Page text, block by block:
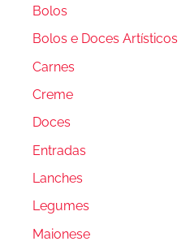
Bolos
Bolos e Doces Artísticos
Carnes
Creme
Doces
Entradas
Lanches
Legumes
Maionese